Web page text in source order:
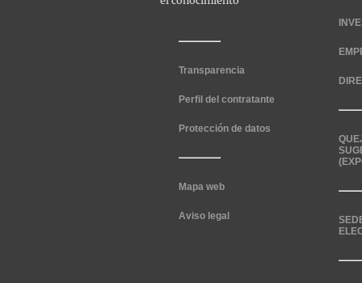
Transparencia
Perfil del contratante
Protección de datos
Mapa web
Aviso legal